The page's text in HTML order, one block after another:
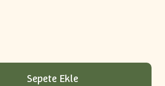
Sepete Ekle